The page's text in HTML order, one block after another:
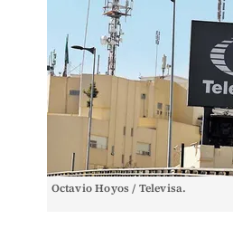
Octavio Hoyos / Televisa.